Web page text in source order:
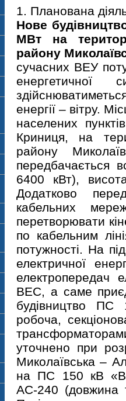
1. Планована
Нове
МВт на
району
сучасних ВЕУ
енергетичної
енергії – вітру.
населених
Криниця, на
району
передбачається
6400 кВт),
Додатково
кабельних
перетворювати
по кабельним
потужності. На
електричної
електропередач
ВЕС, а саме
будівництво
робоча,
уточнено при
Миколаївська –
на ПС 150 кВ
АС-240 (довжина